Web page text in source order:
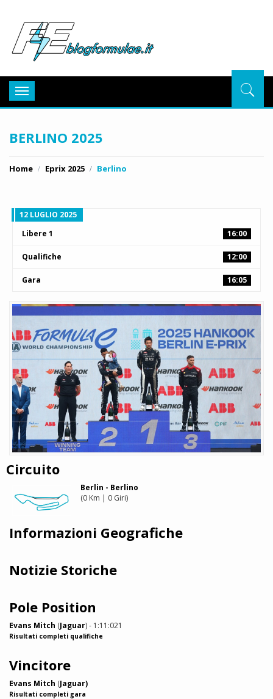
Toggle
navigation
BERLINO 2025
Home Eprix 2025 Berlino
12 LUGLIO 2025
Libere 1
16:00
Qualifiche 12:00
Gara 16:05
Circuito
Berlin - Berlino
(0 Km | 0 Giri)
Informazioni Geografiche
Notizie Storiche
Pole Position
Evans Mitch (Jaguar) - 1:11:021
Risultati completi qualifiche
Vincitore
Evans Mitch (Jaguar)
Risultati completi gara